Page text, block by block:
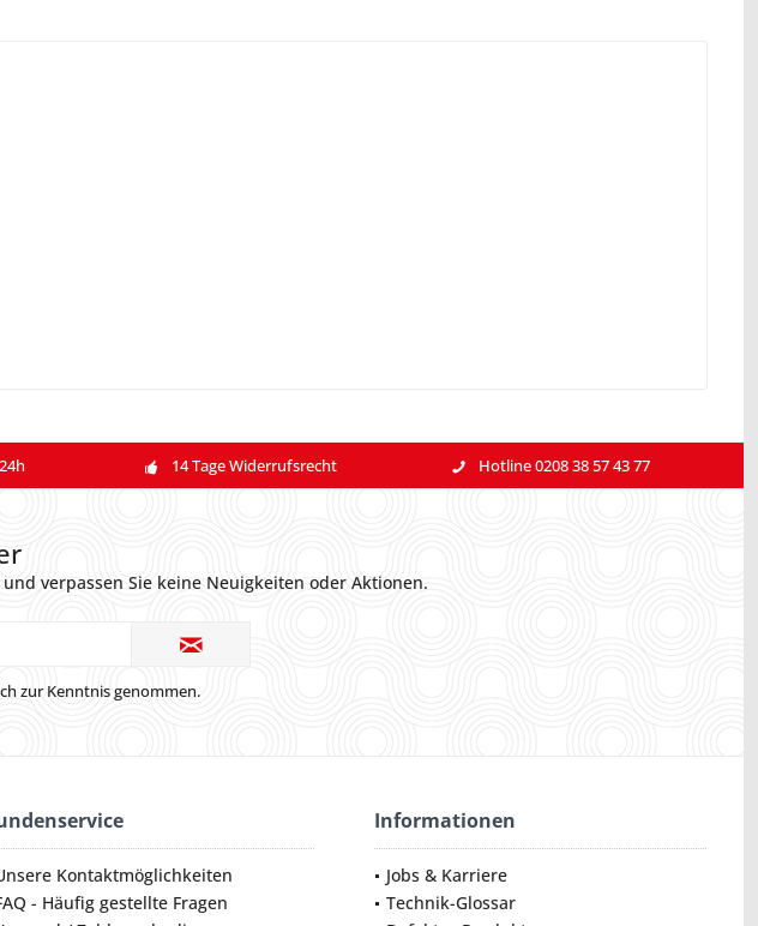
14 Tage Widerrufsrecht Hotline 0208 38 57 43 77
verpassen Sie keine Neuigkeiten oder Aktionen.
zur Kenntnis genommen.
Kontaktmöglichkeiten
- Häufig gestellte Fragen
Informationen
Jobs & Karriere
Technik-Glossar